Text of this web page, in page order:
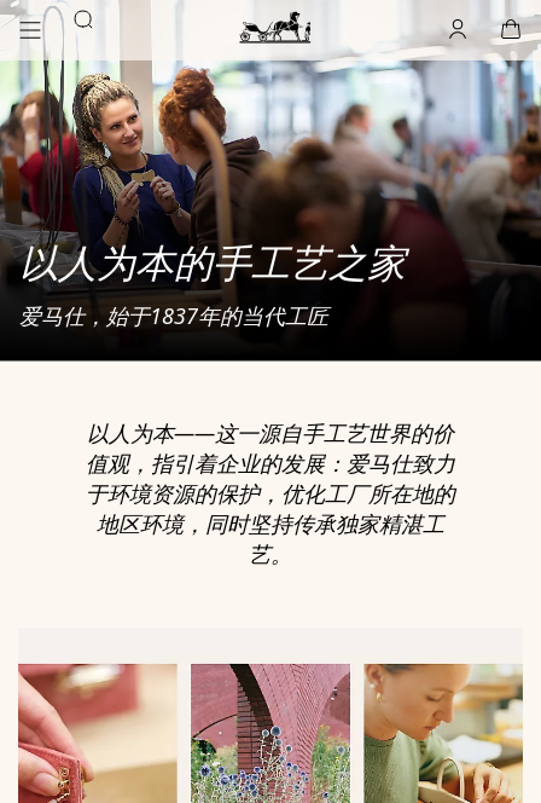
前
往
主
要
内
容
前
往
产
品
浏
览
页
Hermès
Paris
搜
索
账
户
,离
线
购
物
袋
,空
以人为本的手工艺之家
爱马仕，始于1837年的当代工匠
以人为本——这一源自手工艺世界的价
值观，指引着企业的发展：爱马仕致力
于环境资源的保护，优化工厂所在地的
地区环境，同时坚持传承独家精湛工
艺。